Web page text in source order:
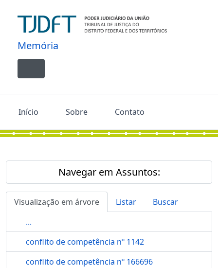
Memória
Toggle navigation
Início Sobre Contato
Navegar em Assuntos:
Visualização em árvore Listar
Buscar
...
conflito de competência nº 1142
conflito de competência nº 166696